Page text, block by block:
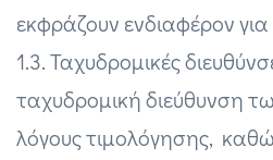
εκφράζουν ενδιαφέρον για
1.3. Ταχυδρομικές
ταχυδρομική διεύθυνση
λόγους τιμολόγησης,